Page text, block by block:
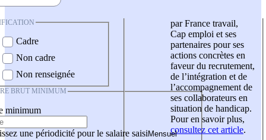
Cadre
Non cadre
Non renseignée
BRUT MINIMUM
minimum
une périodicité pour le salaire saisi
par France travail,
Cap emploi et ses
partenaires pour ses
actions concrètes en
faveur du recrutement,
de l’intégration et de
l’accompagnement de
ses collaborateurs en
situation de handicap.
Pour en savoir plus,
consultez cet article.